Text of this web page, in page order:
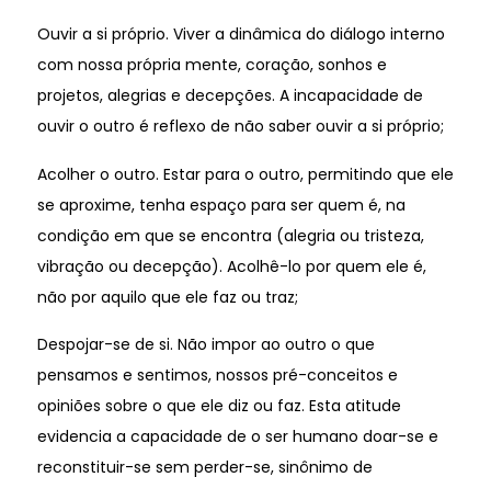
Ouvir a si próprio. Viver a dinâmica do diálogo interno
com nossa própria mente, coração, sonhos e
projetos, alegrias e decepções. A incapacidade de
ouvir o outro é reflexo de não saber ouvir a si próprio;
Acolher o outro. Estar para o outro, permitindo que ele
se aproxime, tenha espaço para ser quem é, na
condição em que se encontra (alegria ou tristeza,
vibração ou decepção). Acolhê-lo por quem ele é,
não por aquilo que ele faz ou traz;
Despojar-se de si. Não impor ao outro o que
pensamos e sentimos, nossos pré-conceitos e
opiniões sobre o que ele diz ou faz. Esta atitude
evidencia a capacidade de o ser humano doar-se e
reconstituir-se sem perder-se, sinônimo de